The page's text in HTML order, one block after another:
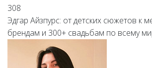
308
Эдгар Айзпурс: от детских сюжетов к
брендам и 300+ свадьбам по всему